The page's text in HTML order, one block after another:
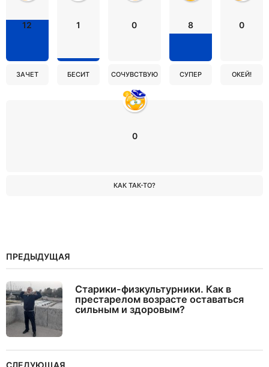
12
ЗАЧЕТ
1
БЕСИТ
0
СОЧУВСТВУЮ
8
СУПЕР
0
ОКЕЙ!
0
КАК ТАК-ТО?
ПРЕДЫДУЩАЯ
Старики-физкультурники. Как в
престарелом возрасте оставаться
сильным и здоровым?
СЛЕДУЮЩАЯ